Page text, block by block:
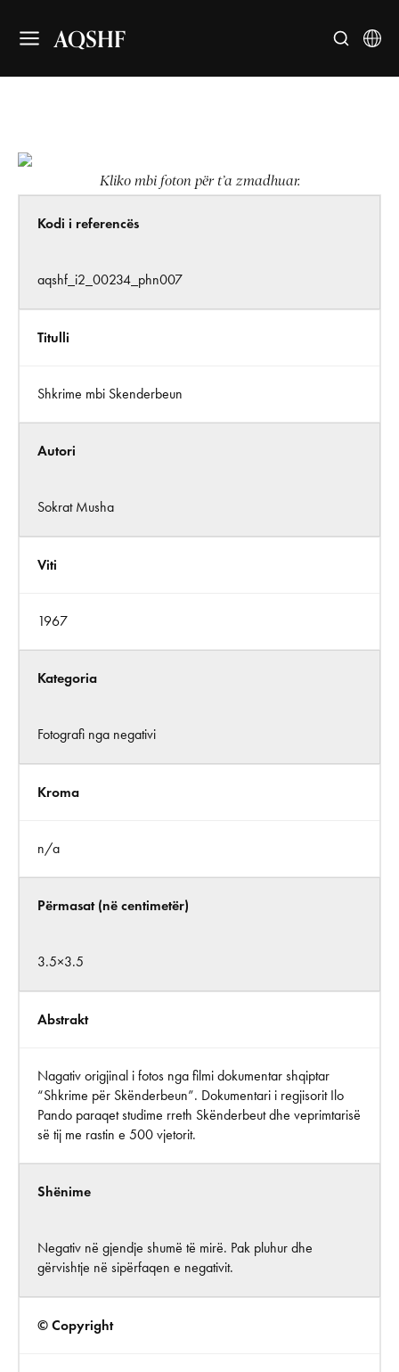
AQSHF
Kliko mbi foton për t’a zmadhuar.
Kodi i referencës
aqshf_i2_00234_phn007
Titulli
Shkrime mbi Skenderbeun
Autori
Sokrat Musha
Viti
1967
Kategoria
Fotografi nga negativi
Kroma
n/a
Përmasat (në centimetër)
3.5×3.5
Abstrakt
Nagativ origjinal i fotos nga filmi dokumentar shqiptar
“Shkrime për Skënderbeun”. Dokumentari i regjisorit Ilo
Pando paraqet studime rreth Skënderbeut dhe veprimtarisë
së tij me rastin e 500 vjetorit.
Shënime
Negativ në gjendje shumë të mirë. Pak pluhur dhe
gërvishtje në sipërfaqen e negativit.
© Copyright